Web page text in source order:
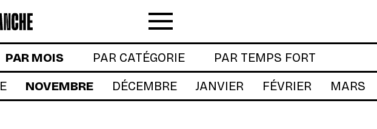
Menu
PAR MOIS PAR CATÉGORIE
PAR TEMPS FORT
NOVEMBRE DÉCEMBRE JANVIER FÉVRIER MARS